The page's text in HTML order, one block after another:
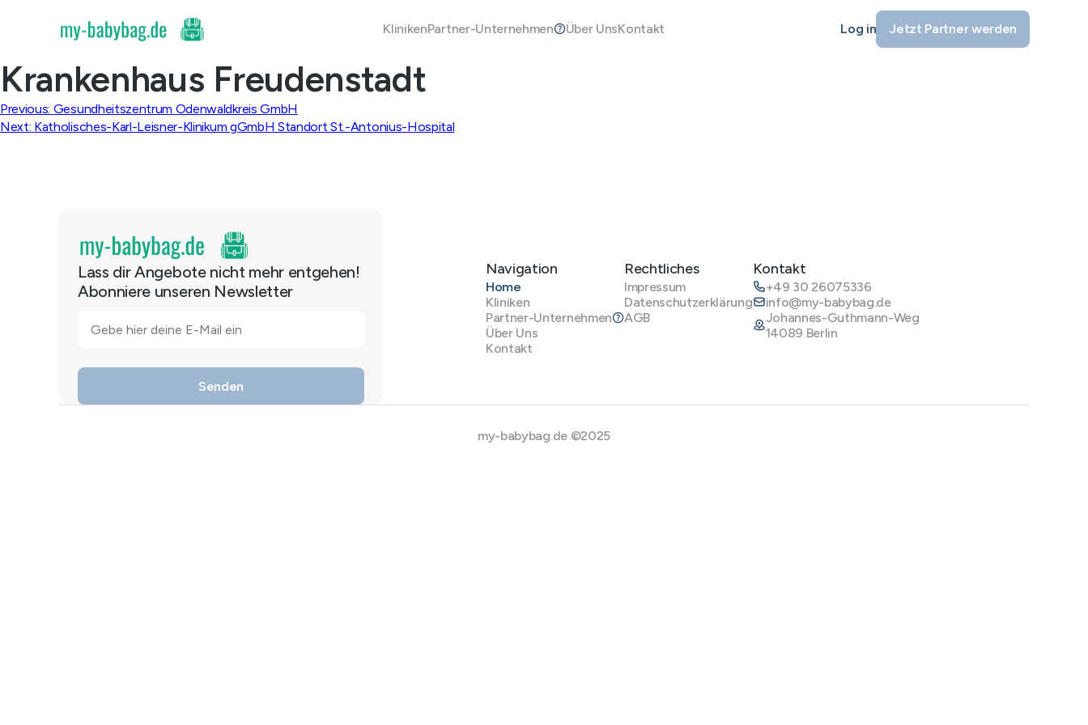
KlinikenPartner-Unternehmen Über UnsKontakt Log in Jetzt Partner werden
Krankenhaus Freudenstadt
Beitragsnavigation
Previous: Gesundheitszentrum Odenwaldkreis GmbH
Next: Katholisches-Karl-Leisner-Klinikum gGmbH Standort St.-Antonius-Hospital
Lass dir Angebote nicht mehr entgehen!
Abonniere unseren Newsletter
Navigation
Home
Kliniken
Partner-Unternehmen
Über Uns
Kontakt
Rechtliches
Impressum
Datenschutzerklärung
AGB
Kontakt
+49 30 26075336
info@my-babybag.de
Johannes-Guthmann-Weg
14089 Berlin
my-babybag.de ©2025